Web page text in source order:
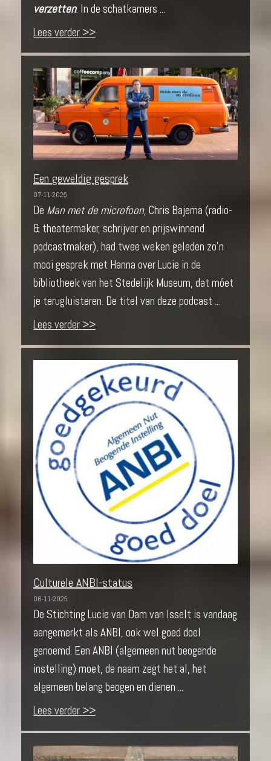
verzetten. In de schatkamers ...
Lees verder >>
Een geweldig gesprek
07-11-2025
De Man met de microfoon, Chris Bajema (radio-
& theatermaker, schrijver en prijswinnend
podcastmaker), had twee weken geleden zo’n
mooi gesprek met Hanna over Lucie in de
bibliotheek van het Stedelijk Museum, dat móet
je terugluisteren. De titel van deze podcast ...
Lees verder >>
Culturele ANBI-status
06-11-2025
De Stichting Lucie van Dam van Isselt is vandaag
aangemerkt als ANBI, ook wel goed doel
genoemd. Een ANBI (algemeen nut beogende
instelling) moet, de naam zegt het al, het
algemeen belang beogen en dienen ...
Lees verder >>